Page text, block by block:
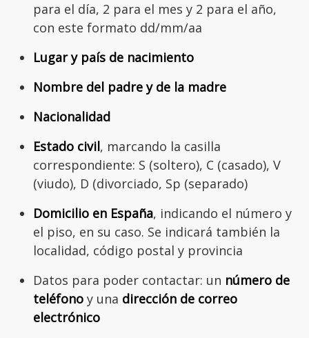
para el día, 2 para el mes y 2 para el año,
con este formato dd/mm/aa
Lugar y país de nacimiento
Nombre del padre y de la madre
Nacionalidad
Estado civil, marcando la casilla
correspondiente: S (soltero), C (casado), V
(viudo), D (divorciado, Sp (separado)
Domicilio en España, indicando el número y
el piso, en su caso. Se indicará también la
localidad, código postal y provincia
Datos para poder contactar: un número de
teléfono y una dirección de correo
electrónico